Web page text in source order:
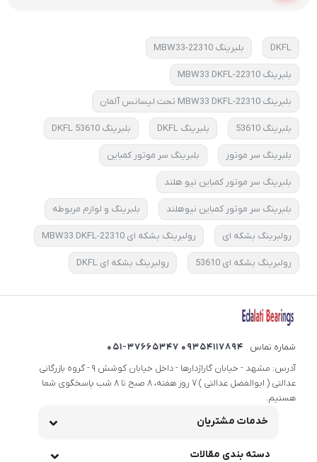
DKFL بلبرینگ 22310-MBW33
بلبرینگ 22310-MBW33 DKFL
بلبرینگ 22310-MBW33 DKFL تحت لیسانس آلمان
بلبرینگ 53610 بلبرینگ DKFL بلبرینگ DKFL 53610
بلبرینگ سر موتور بلبرینگ سر موتور کمباین
بلبرینگ سر موتور کمباین نیو هلند
بلبرینگ سر موتور کمباین نیوهلند بلبرینگ و لوازم مربوطه
رولبرینگ بشکه ای رولبرینگ بشکه ای 22310-MBW33 DKFL
رولبرینگ بشکه ای 53610 رولبرینگ بشکه ای DKFL
شماره تماس
09354117894 051-37665347
آدرس: مشهد - خیابان گاراژدارها - داخل خیابان کوشش 9 - گروه بازرگانی
عدالتی ( ابوالفضل عدالتی ) 7 روز هفته، 8 صبح تا 8 شب پاسخگوی شما
هستیم.
خدمات مشتریان
دسته بندی مقالات